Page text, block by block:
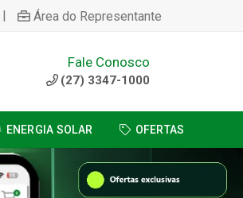
| Área do Representante
Fale Conosco
(27) 3347-1000
ENERGIA SOLAR OFERTAS